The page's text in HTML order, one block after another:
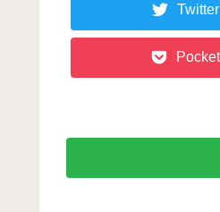
Twitter
Pocket